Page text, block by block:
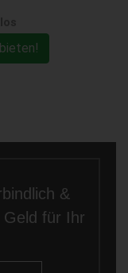
&
Geld für Ihr